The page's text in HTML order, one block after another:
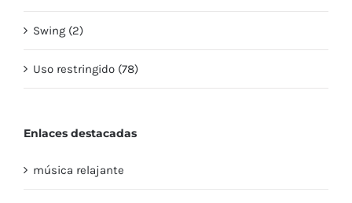
Swing (2)
Uso restringido (78)
Enlaces destacadas
música relajante